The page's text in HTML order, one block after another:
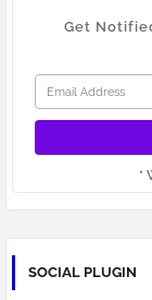
Get
*
SOCIAL PLUGIN